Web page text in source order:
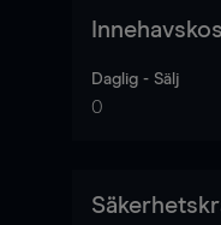
Daglig - Sälj
0